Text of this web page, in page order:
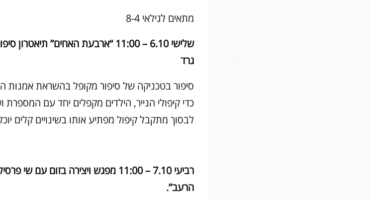
מתאים לגילאי 8-4
שלישי 6.10 – 11:00 “ארבעת האחים”
גרד
סיפור בטכניקה של סיפור מקופל בהשראת אמנות
כדי קיפולי הנייר, הילדים מקפלים יחד עם
לבסוך מתקבל קיפול מפתיע אותו בשינויים קלים
רביעי 7.10 – 11:00 מפגש ויצירה בזום
הרעב”.